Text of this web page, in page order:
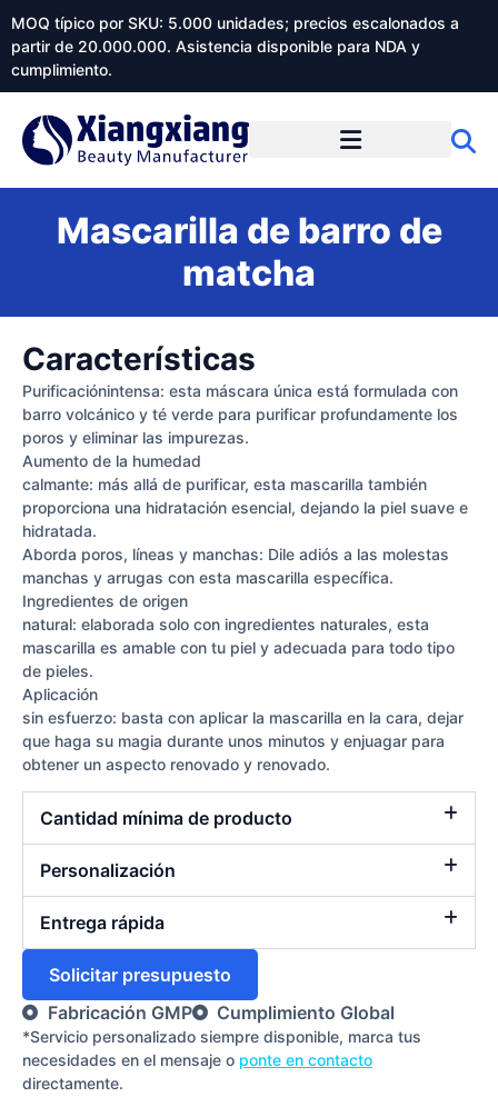
MOQ típico por SKU: 5.000 unidades; precios escalonados a
partir de 20.000.000. Asistencia disponible para NDA y
cumplimiento.
Mascarilla de barro de
matcha
Características
Purificaciónintensa: esta máscara única está formulada con
barro volcánico y té verde para purificar profundamente los
poros y eliminar las impurezas.
Aumento de la humedad
calmante: más allá de purificar, esta mascarilla también
proporciona una hidratación esencial, dejando la piel suave e
hidratada.
Aborda poros, líneas y manchas: Dile adiós a las molestas
manchas y arrugas con esta mascarilla específica.
Ingredientes de origen
natural: elaborada solo con ingredientes naturales, esta
mascarilla es amable con tu piel y adecuada para todo tipo
de pieles.
Aplicación
sin esfuerzo: basta con aplicar la mascarilla en la cara, dejar
que haga su magia durante unos minutos y enjuagar para
obtener un aspecto renovado y renovado.
Cantidad mínima de producto
Personalización
Entrega rápida
Solicitar presupuesto
Fabricación GMP
Cumplimiento Global
*Servicio personalizado siempre disponible, marca tus
necesidades en el mensaje o ponte en contacto
directamente.